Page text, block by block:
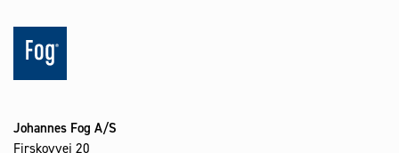
Johannes Fog A/S
Firskovvej 20